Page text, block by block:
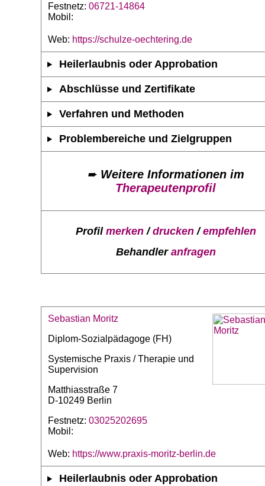
Festnetz: 06721-14864
Mobil:
Web: https://schulze-oechtering.de
Heilerlaubnis oder Approbation
Abschlüsse und Zertifikate
Verfahren und Methoden
Problembereiche und Zielgruppen
➨ Weitere Informationen im
Therapeutenprofil
Profil merken/drucken/empfehlen
Behandler anfragen
Sebastian Moritz
Diplom-Sozialpädagoge (FH)
Systemische Praxis / Therapie und
Supervision
Matthiasstraße 7
D-10249 Berlin
Festnetz: 03025202695
Mobil:
Web: https://www.praxis-moritz-berlin.de
Heilerlaubnis oder Approbation